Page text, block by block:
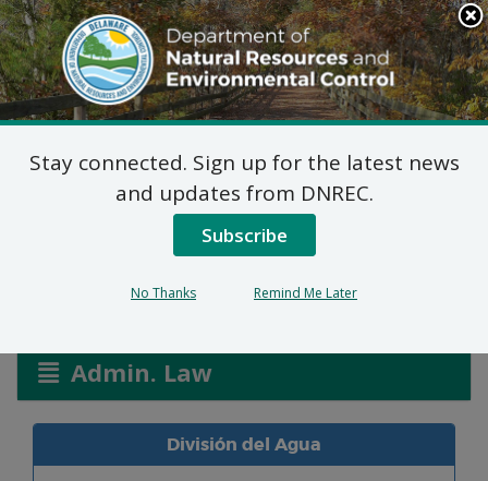
Search
This
Site
DNREC Menu
Solicitudes de Permiso
de Pantanos y Canales
Admin. Law
División del Agua
Stay connected. Sign up for the latest news
and updates from DNREC.
Subscribe
No Thanks Remind Me Later